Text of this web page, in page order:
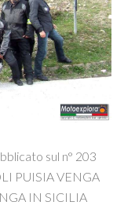
sul n° 203
PUISIA VENGA
IN SICILIA